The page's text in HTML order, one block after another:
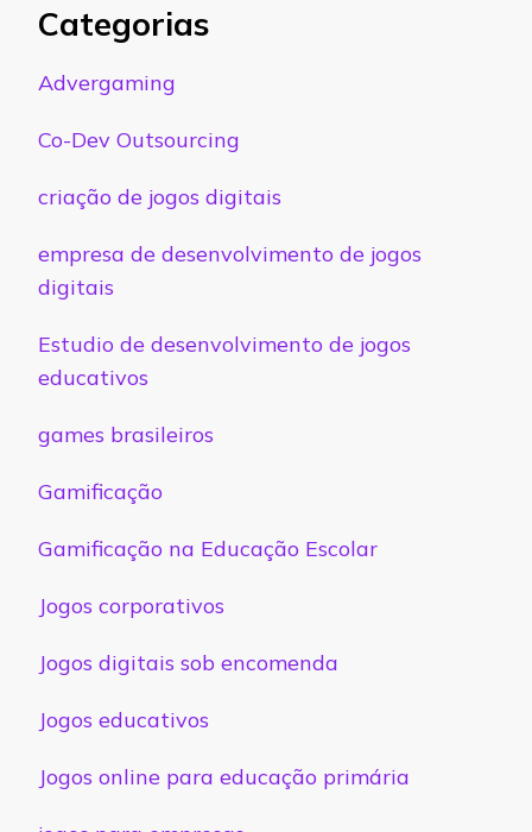
Categorias
Advergaming
Co-Dev Outsourcing
criação de jogos digitais
empresa de desenvolvimento de jogos
digitais
Estudio de desenvolvimento de jogos
educativos
games brasileiros
Gamificação
Gamificação na Educação Escolar
Jogos corporativos
Jogos digitais sob encomenda
Jogos educativos
Jogos online para educação primária